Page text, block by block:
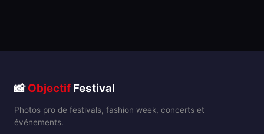
📸Objectif Festival
Photos pro de festivals, fashion week, concerts et
événements.